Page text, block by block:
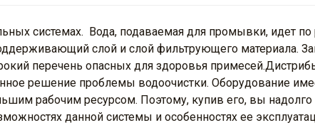
системах. Вода, подаваемая для промывки, идет
слой и слой фильтрующего материала.
перечень опасных для здоровья
решение проблемы водоочистки. Оборудование
рабочим ресурсом. Поэтому, купив его, вы
данной системы и особенностях ее